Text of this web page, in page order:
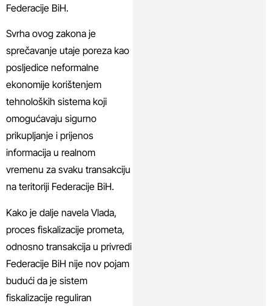
Federacije BiH.
Svrha ovog zakona je
sprečavanje utaje poreza kao
posljedice neformalne
ekonomije korištenjem
tehnoloških sistema koji
omogućavaju sigurno
prikupljanje i prijenos
informacija u realnom
vremenu za svaku transakciju
na teritoriji Federacije BiH.
Kako je dalje navela Vlada,
proces fiskalizacije prometa,
odnosno transakcija u privredi
Federacije BiH nije nov pojam
budući da je sistem
fiskalizacije reguliran